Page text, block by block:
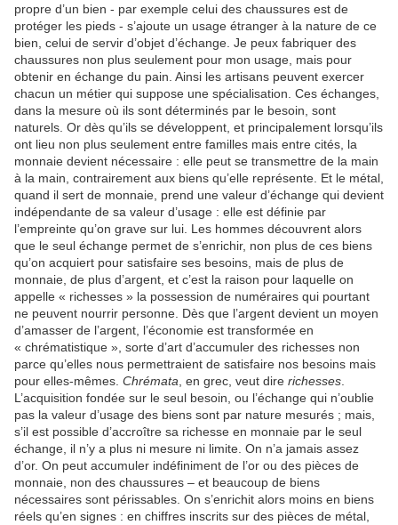
propre d’un bien - par exemple celui des chaussures est de
protéger les pieds - s’ajoute un usage étranger à la nature de ce
bien, celui de servir d’objet d’échange. Je peux fabriquer des
chaussures non plus seulement pour mon usage, mais pour
obtenir en échange du pain. Ainsi les artisans peuvent exercer
chacun un métier qui suppose une spécialisation. Ces échanges,
dans la mesure où ils sont déterminés par le besoin, sont
naturels. Or dès qu’ils se développent, et principalement lorsqu’ils
ont lieu non plus seulement entre familles mais entre cités, la
monnaie devient nécessaire : elle peut se transmettre de la main
à la main, contrairement aux biens qu’elle représente. Et le métal,
quand il sert de monnaie, prend une valeur d’échange qui devient
indépendante de sa valeur d’usage : elle est définie par
l’empreinte qu’on grave sur lui. Les hommes découvrent alors
que le seul échange permet de s’enrichir, non plus de ces biens
qu’on acquiert pour satisfaire ses besoins, mais de plus de
monnaie, de plus d’argent, et c’est la raison pour laquelle on
appelle « richesses » la possession de numéraires qui pourtant
ne peuvent nourrir personne. Dès que l’argent devient un moyen
d’amasser de l’argent, l’économie est transformée en
« chrématistique », sorte d’art d’accumuler des richesses non
parce qu’elles nous permettraient de satisfaire nos besoins mais
pour elles-mêmes. Chrémata , en grec, veut dire richesses
L’acquisition fondée sur le seul besoin, ou l’échange qui n’oublie
pas la valeur d’usage des biens sont par nature mesurés ; mais,
s’il est possible d’accroître sa richesse en monnaie par le seul
échange, il n’y a plus ni mesure ni limite. On n’a jamais assez
d’or. On peut accumuler indéfiniment de l’or ou des pièces de
monnaie, non des chaussures – et beaucoup de biens
nécessaires sont périssables. On s’enrichit alors moins en biens
réels qu’en signes : en chiffres inscrits sur des pièces de métal,